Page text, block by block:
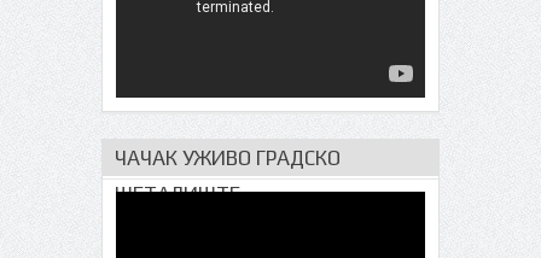
ЧАЧАК УЖИВО ГРАДСКО
ШЕТАЛИШТЕ